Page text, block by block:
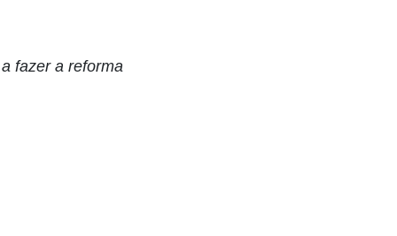
fazer a reforma